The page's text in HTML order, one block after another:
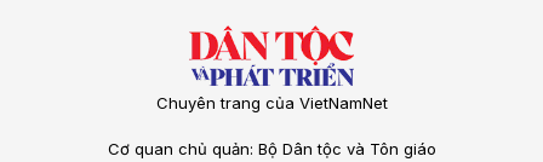
Chuyên trang của VietNamNet
Cơ quan chủ quản: Bộ Dân tộc và Tôn giáo